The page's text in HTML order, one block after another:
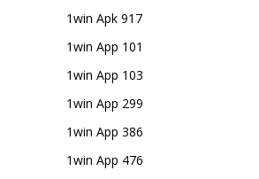
1win Apk 917
1win App 101
1win App 103
1win App 299
1win App 386
1win App 476